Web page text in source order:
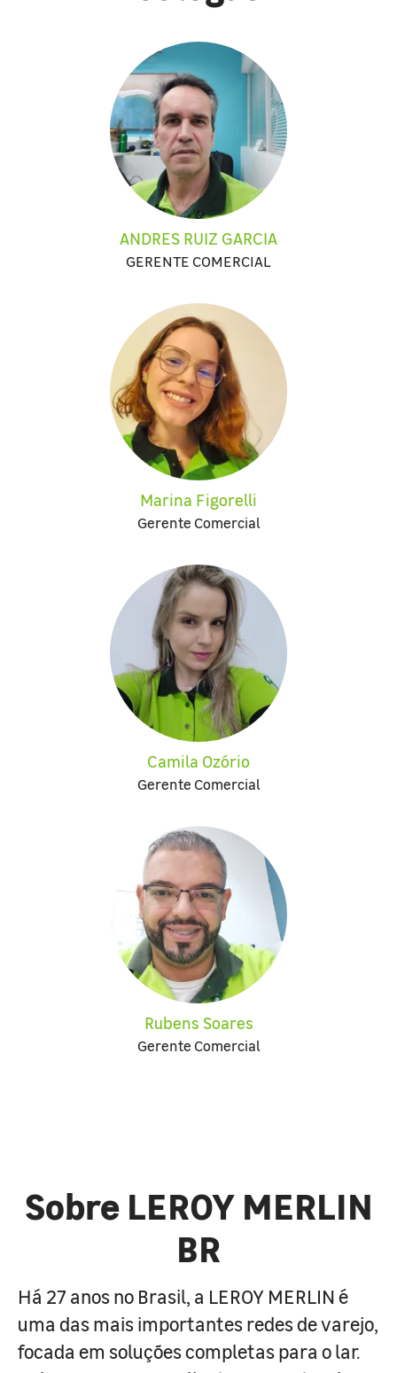
ANDRES RUIZ GARCIA
GERENTE COMERCIAL
Marina Figorelli
Gerente Comercial
Camila Ozório
Gerente Comercial
Rubens Soares
Gerente Comercial
Sobre LEROY MERLIN
BR
Há 27 anos no Brasil, a LEROY MERLIN é
uma das mais importantes redes de varejo,
focada em soluções completas para o lar.